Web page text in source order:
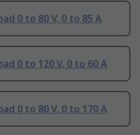
0 to 80 V, 0 to 85 A
0 to 120 V, 0 to 60 A
0 to 80 V, 0 to 170 A